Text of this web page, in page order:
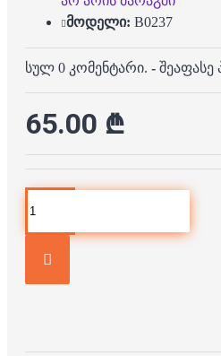
მოდელი: B0237
სულ 0 კომენტარი. -
65.00 ₾